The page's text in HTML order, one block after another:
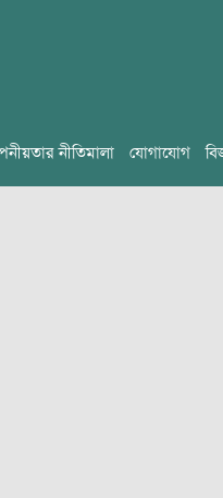
নীতিমালা যোগাযোগ